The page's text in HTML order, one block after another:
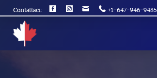
Contattaci: +1-647-946-9485